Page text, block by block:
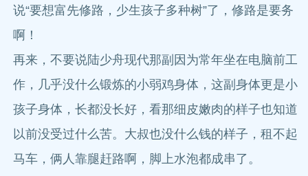
说“要想富先修路，少生孩子多种树”了，修路是要务
啊！
再来，不要说陆少舟现代那副因为常年坐在电脑前工
作，几乎没什么锻炼的小弱鸡身体，这副身体更是小
孩子身体，长都没长好，看那细皮嫩肉的样子也知道
以前没受过什么苦。大叔也没什么钱的样子，租不起
马车，俩人靠腿赶路啊，脚上水泡都成串了。